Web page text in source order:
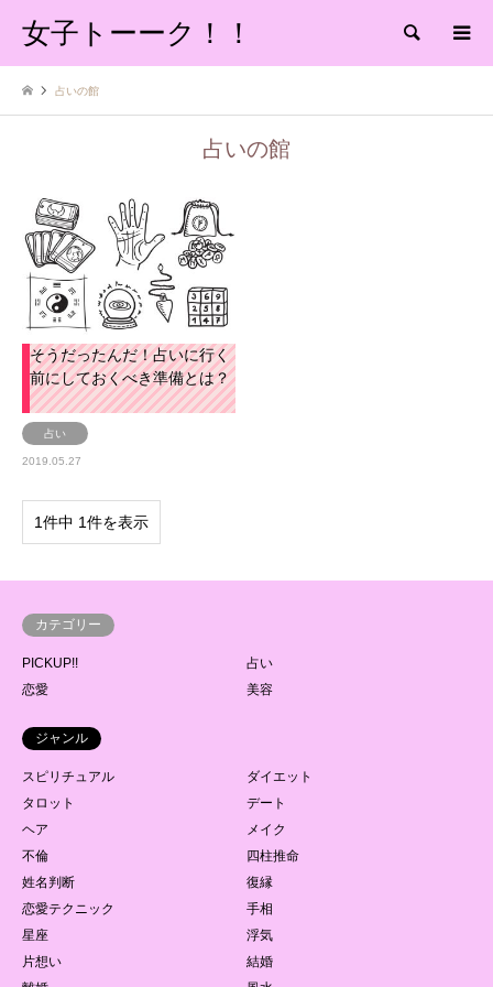
女子トーーク！！ 検索
占いの館
占いの館
そうだったんだ！占いに行く
前にしておくべき準備とは？
占い
2019.05.27
1件中 1件を表示
カテゴリー
PICKUP!!
占い
恋愛
美容
ジャンル
スピリチュアル
ダイエット
タロット
デート
ヘア
メイク
不倫
四柱推命
姓名判断
復縁
恋愛テクニック
手相
星座
浮気
片想い
結婚